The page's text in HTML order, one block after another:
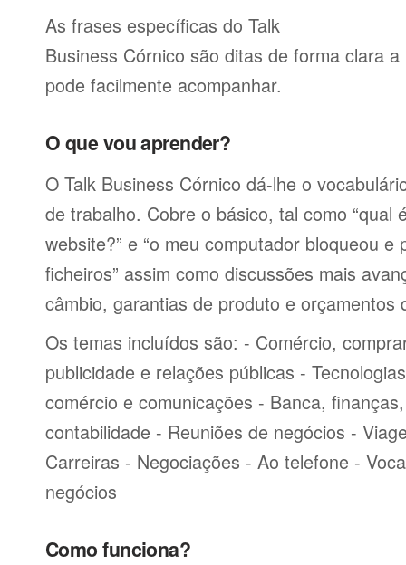
As frases específicas do Talk
Business Córnico são ditas de forma clara
pode facilmente acompanhar.
O que vou aprender?
O Talk Business Córnico dá-lhe o
de trabalho. Cobre o básico, tal como “qual
website?” e “o meu computador bloqueou e
ficheiros” assim como discussões mais
câmbio, garantias de produto e orçamentos
Os temas incluídos são: - Comércio,
publicidade e relações públicas -
comércio e comunicações - Banca,
contabilidade - Reuniões de negócios -
Carreiras - Negociações - Ao telefone -
negócios
Como funciona?